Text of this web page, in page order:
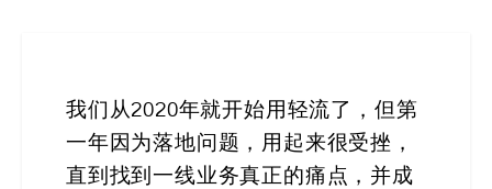
码
解
我们从2020年就开始用轻流了，但第
一年因为落地问题，用起来很受挫，
直到找到一线业务真正的痛点，并成